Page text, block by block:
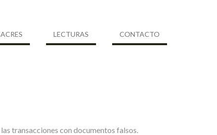
LECTURAS CONTACTO
transacciones con documentos falsos.